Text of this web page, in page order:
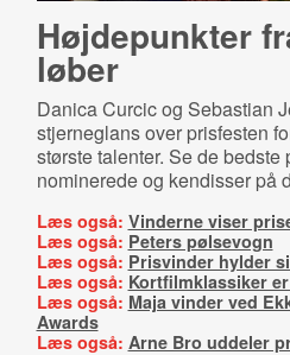
Højdepunkter
løber
Danica Curcic og Sebastian
stjerneglans over prisfesten
største talenter. Se de bedste
nominerede og kendisser på
Læs også: Vinderne viser
Læs også: Peters pølsevogn
Læs også: Prisvinder hylder
Læs også: Kortfilmklassiker
Læs også: Maja vinder ved
Awards
Læs også: Arne Bro uddeler